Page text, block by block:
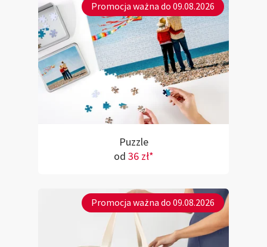
Promocja ważna do 09.08.2026
Puzzle
od 36 zł*
Promocja ważna do 09.08.2026